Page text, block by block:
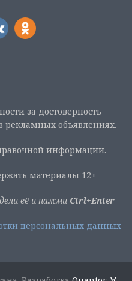
за достоверность
объявлениях.
информации.
материалы 12+
её и нажми Ctrl+Enter
персональных данных